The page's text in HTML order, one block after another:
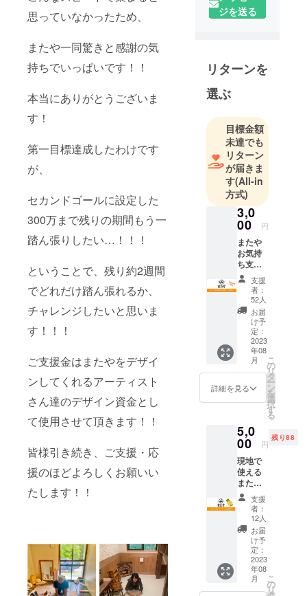
思っていなかったため、
またや一同驚きと感謝の気
持ちでいっぱいです！！
本当にありがとうございま
す！
第一目標達成したわけです
が、
セカンドゴールに設定した
300万まで残りの期間もう一
踏ん張りしたい…！！！
ということで、残り約2週間
でどれだけ踏ん張れるか、
チャレンジしたいと思いま
す！！！
ご支援金はまたやをデザイ
ンしてくれるアーティスト
さん達のデザイン資金とし
て使用させて頂きます！！
皆様引き続き、ご支援・応
援のほどよろしくお願いい
たします！！
ジを送る
リターンを
選ぶ
目標金額
未達でも
リターン
が届きま
す(All-in
方式)
3,0
00 円
またや
お気持
ち支援
またや
には直
ぐには
行けな
いけ
ど、こ
れから
に期待
して下
さる方
や、純
粋に応
援した
思って
くださ
る方向
けのリ
ターン
となり
ます。
なお、
支援時
に上乗
せ支援
が可能
です。
応援の
気持ち
支援
者：
52人
お届
け予
定：
2023
年08
月
詳細を見る
こ
の
リ
タ
ー
ン
を
選
択
す
る
5,0
00 円
残り88
現地で
使える
またや
チケッ
ト7500
円分 ま
たやで
何にで
も使う
ことの
できる
チケッ
トで
支援
者：
12人
お届
け予
定：
2023
年08
月
こ
の
リ